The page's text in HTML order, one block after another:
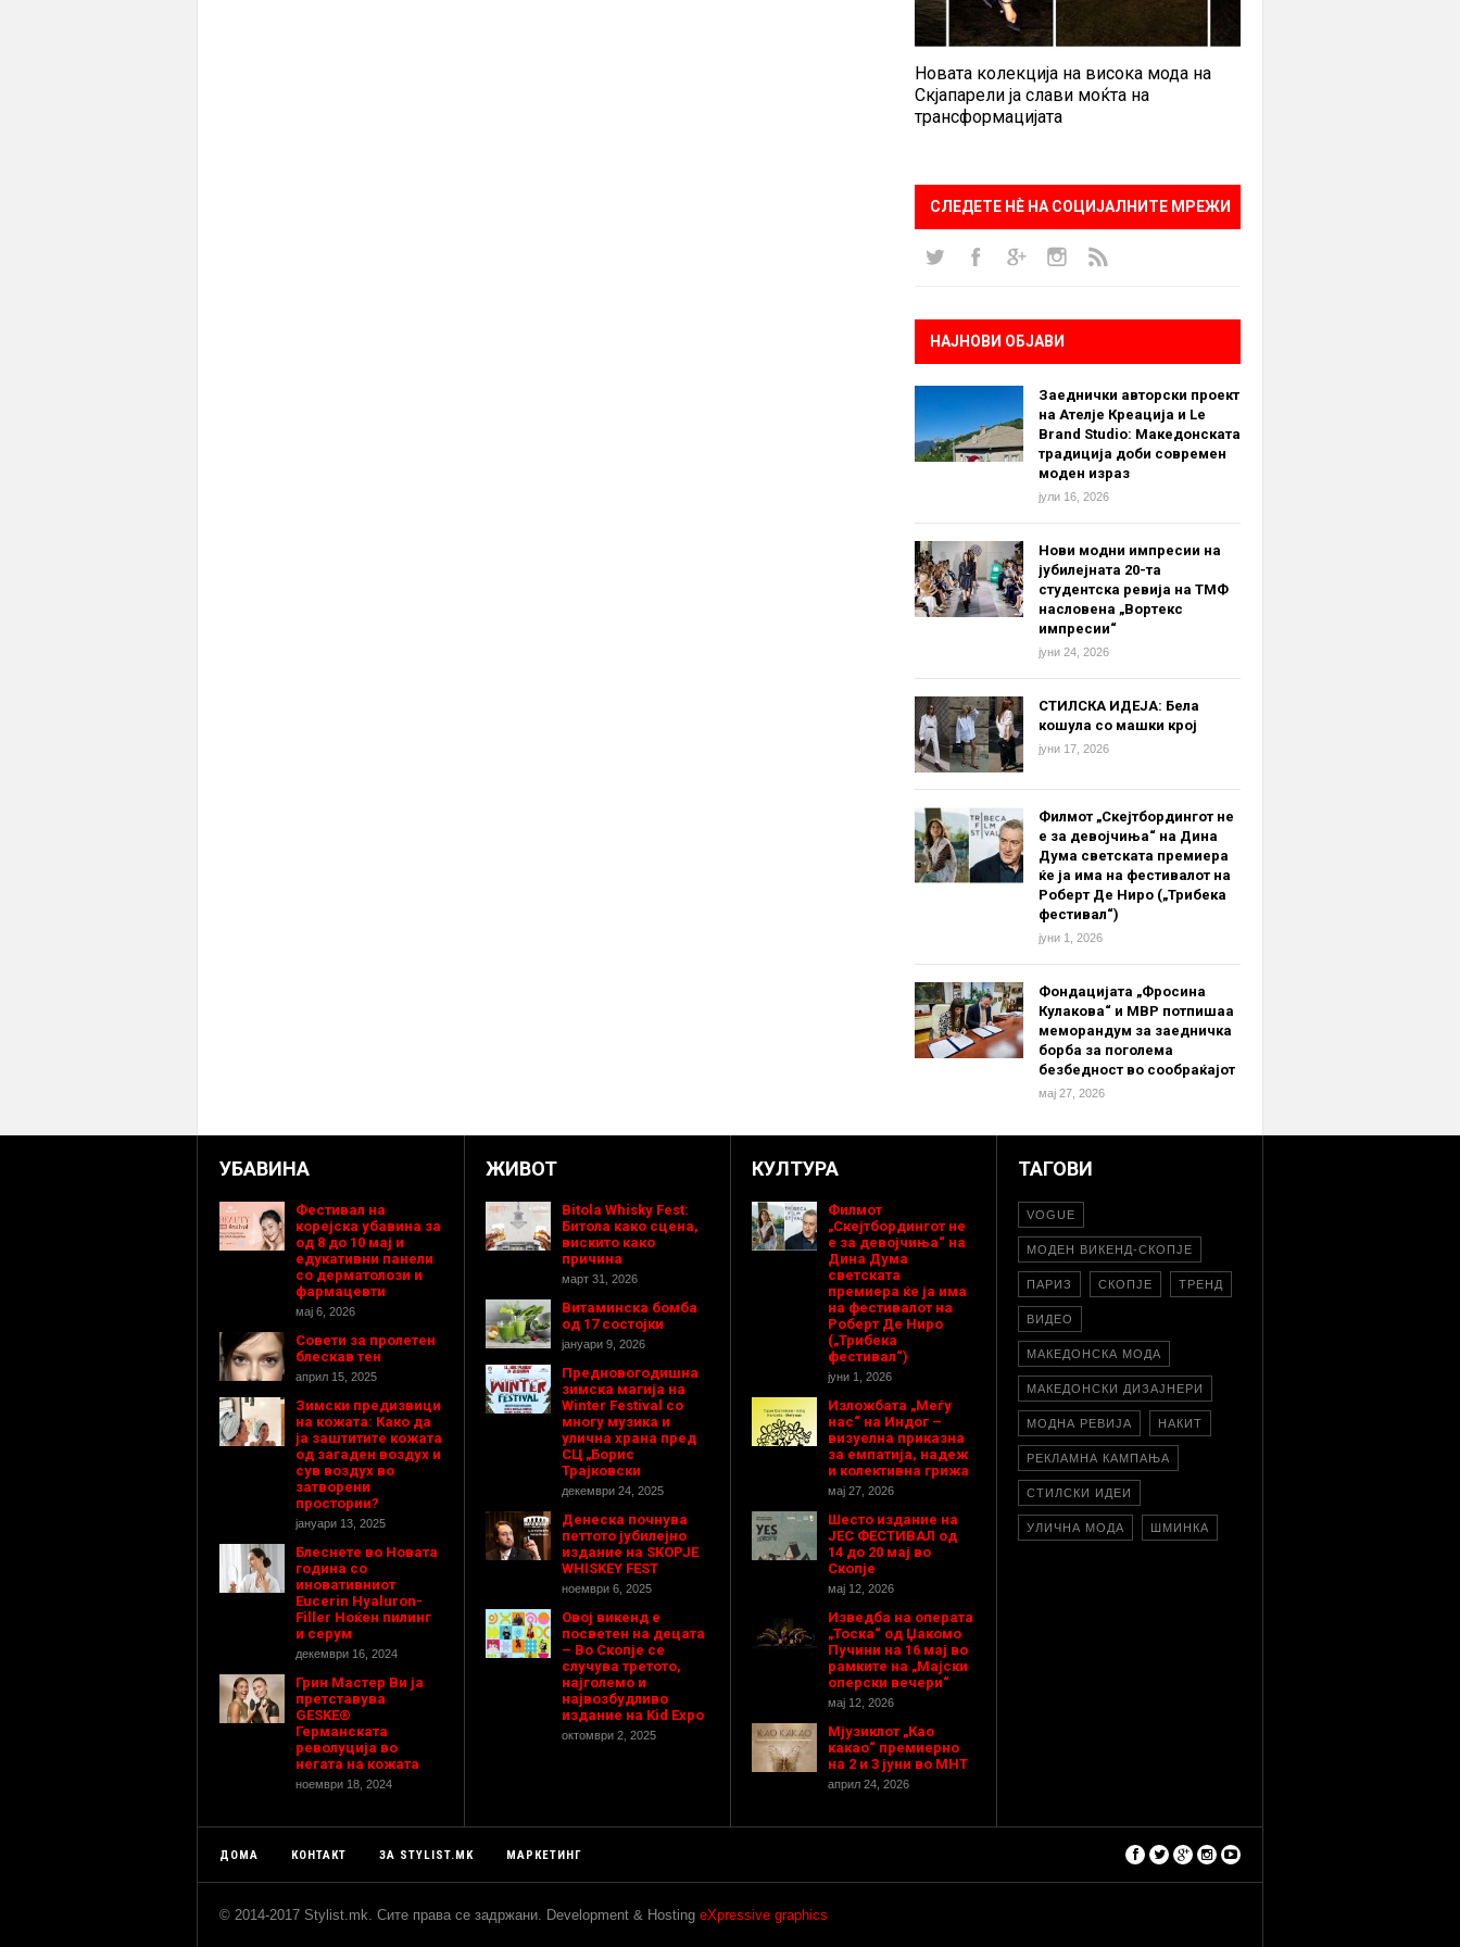
Новата колекција на висока мода на
Скјапарели ја слави моќта на
трансформацијата
СЛЕДЕТЕ НÈ НА СОЦИЈАЛНИТЕ МРЕЖИ
НАЈНОВИ ОБЈАВИ
Заеднички авторски проект
на Ателје Креација и Le
Brand Studio: Македонската
традиција доби современ
моден израз
јули 16, 2026
Нови модни импресии на
јубилејната 20-та
студентска ревија на ТМФ
насловена „Вортекс
импресии“
јуни 24, 2026
СТИЛСКА ИДЕЈА: Бела
кошула со машки крој
јуни 17, 2026
Филмот „Скејтбордингот не
е за девојчиња“ на Дина
Дума светската премиера
ќе ја има на фестивалот на
Роберт Де Ниро („Трибека
фестивал“)
јуни 1, 2026
Фондацијата „Фросина
Кулакова“ и МВР потпишаа
меморандум за заедничка
борба за поголема
безбедност во сообраќајот
мај 27, 2026
УБАВИНА
Фестивал на
корејска убавина за
од 8 до 10 мај и
едукативни панели
со дерматолози и
фармацевти
мај 6, 2026
Совети за пролетен
блескав тен
април 15, 2025
Зимски предизвици
на кожата: Како да
ја заштитите кожата
од загаден воздух и
сув воздух во
затворени
простории?
јануари 13, 2025
Блеснете во Новата
година со
иновативниот
Eucerin Hyaluron-
Filler Ноќен пилинг
и серум
декември 16, 2024
Грин Мастер Ви ја
претставува
GESKE®
Германската
револуција во
негата на кожата
ноември 18, 2024
ЖИВОТ
Bitola Whisky Fest:
Битола како сцена,
вискито како
причина
март 31, 2026
Витаминска бомба
од 17 состојки
јануари 9, 2026
Предновогодишнa
зимска магија на
Winter Festival со
многу музика и
улична храна пред
СЦ „Борис
Трајковски
декември 24, 2025
Денеска почнува
петтото јубилејно
издание на SKOPJE
WHISKEY FEST
ноември 6, 2025
Овој викенд е
посветен на децата
– Во Скопје се
случува третото,
најголемо и
највозбудливо
издание на Kid Expo
октомври 2, 2025
КУЛТУРА
Филмот
„Скејтбордингот не
е за девојчиња“ на
Дина Дума
светската
премиера ќе ја има
на фестивалот на
Роберт Де Ниро
(„Трибека
фестивал“)
јуни 1, 2026
Изложбата „Меѓу
нас“ на Индог –
визуелна приказна
за емпатија, надеж
и колективна грижа
мај 27, 2026
Шесто издание на
ЈЕС ФЕСТИВАЛ од
14 до 20 мај во
Скопје
мај 12, 2026
Изведба на операта
„Тоска“ од Џакомо
Пучини на 16 мај во
рамките на „Мајски
оперски вечери“
мај 12, 2026
Мјузиклот „Као
какао“ премиерно
на 2 и 3 јуни во МНТ
април 24, 2026
ТАГОВИ
VOGUE
МОДЕН ВИКЕНД-СКОПЈЕ
ПАРИЗ СКОПЈЕ ТРЕНД
ВИДЕО
МАКЕДОНСКА МОДА
МАКЕДОНСКИ ДИЗАЈНЕРИ
МОДНА РЕВИЈА НАКИТ
РЕКЛАМНА КАМПАЊА
СТИЛСКИ ИДЕИ
УЛИЧНА МОДА ШМИНКА
ДОМА КОНТАКТ ЗА STYLIST.MK МАРКЕТИНГ
© 2014-2017 Stylist.mk. Сите права се задржани. Development & Hosting eXpressive graphics